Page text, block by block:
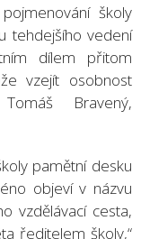
školy
tehdejšího vedení
dílem přitom
vzejít osobnost
Bravený,
pamětní desku
objeví v názvu
vzdělávací cesta,
ředitelem školy,“